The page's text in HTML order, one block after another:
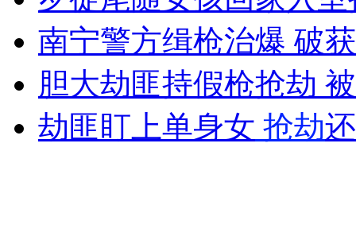
无痛分娩是否安全 医生回应
外交部：反对强权政治霸凌主义
外交部：有关国家言论片面不公正
南宁警方缉枪治爆 破
胆大劫匪持假枪抢劫
劫匪盯上单身女 抢劫